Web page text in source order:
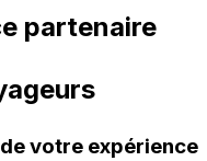
partenaire
votre expérience